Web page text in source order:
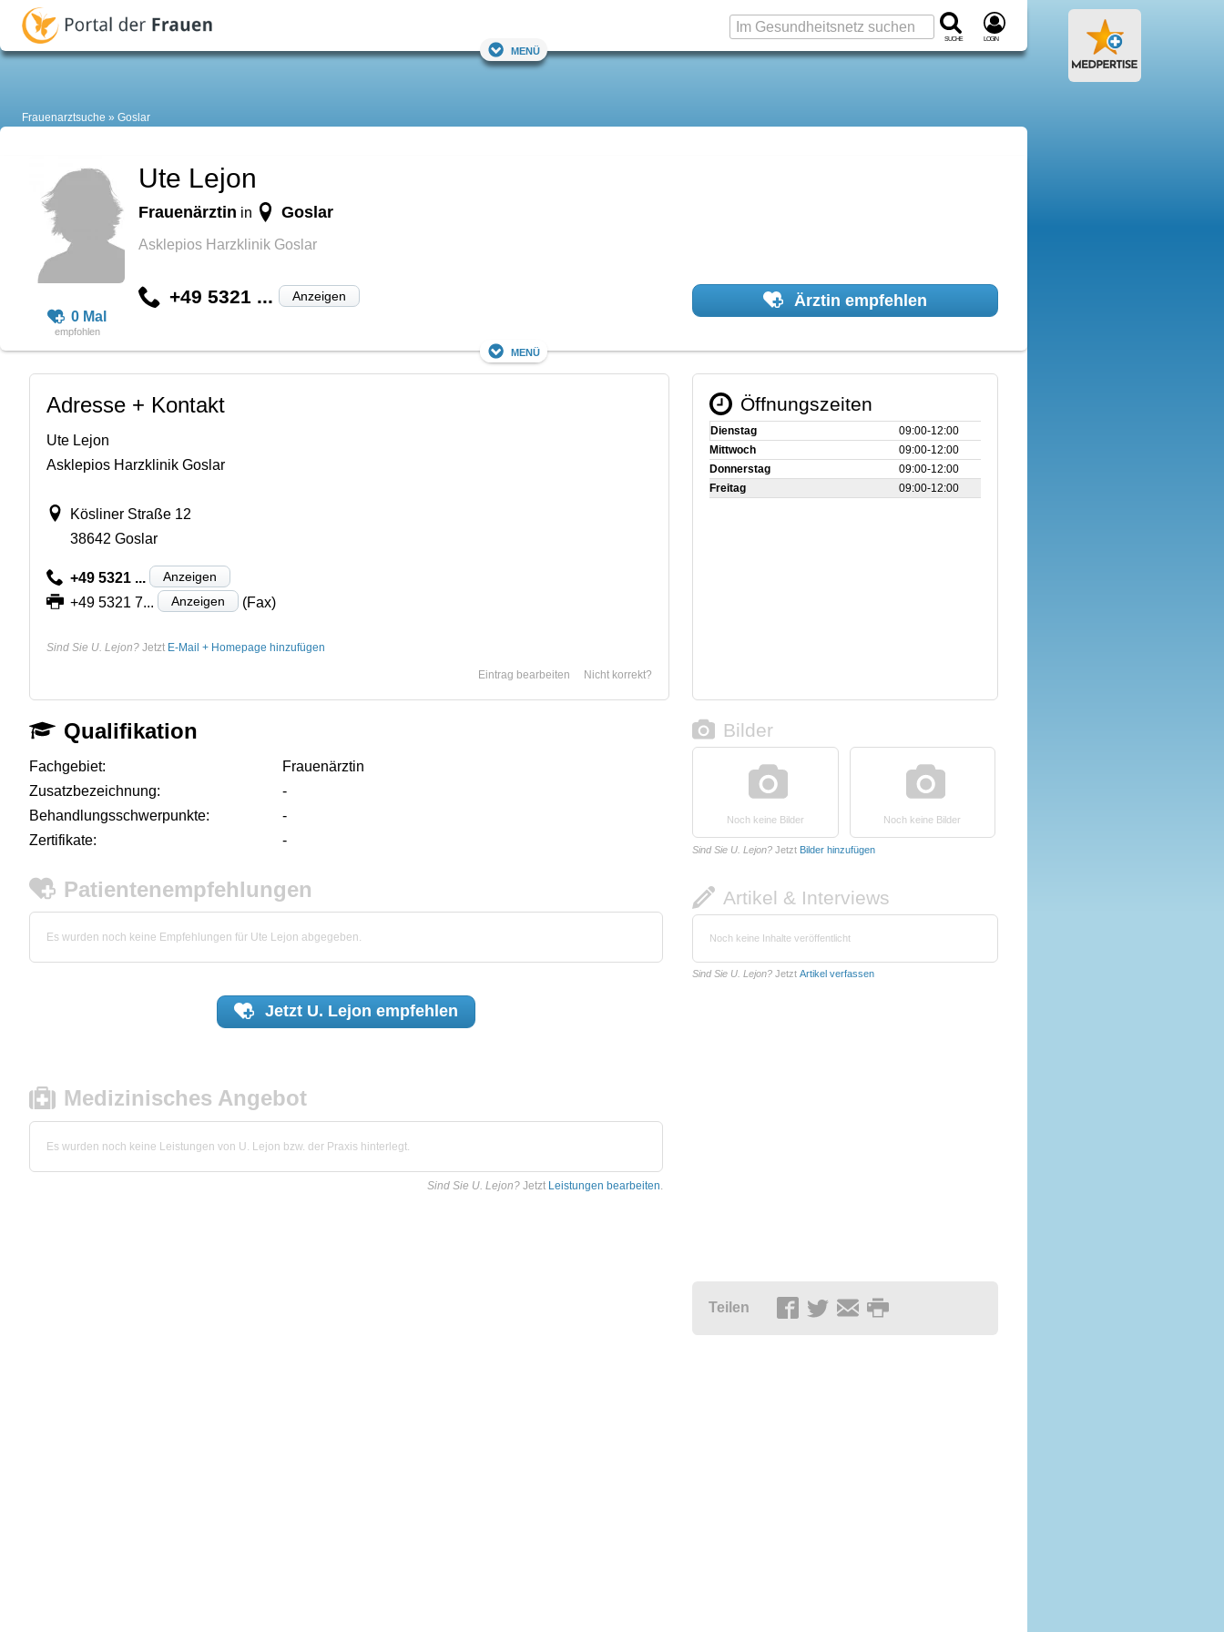
Suche Login
Menü
Frauenarztsuche Goslar
0 Mal
Ute Lejon
Frauenärztin in Goslar
Asklepios Harzklinik Goslar
+49 5321 ... Anzeigen Ärztin empfehlen
Menü
Adresse + Kontakt
Ute Lejon
Asklepios Harzklinik Goslar
Kösliner Straße 12
38642 Goslar
+49 5321 ... Anzeigen
+49 5321 7... Anzeigen (Fax)
Sind Sie U. Lejon? Jetzt E-Mail + Homepage hinzufügen
Nicht korrekt?
Eintrag bearbeiten
Öffnungszeiten
Dienstag
09:00‑12:00
Mittwoch
09:00‑12:00
Donnerstag
09:00‑12:00
Freitag
09:00‑12:00
Qualifikation
Fachgebiet:
Frauenärztin
Zusatzbezeichnung:
-
Behandlungsschwerpunkte:
-
Zertifikate:
-
Patientenempfehlungen
Es wurden noch keine Empfehlungen für Ute Lejon abgegeben.
Jetzt U. Lejon empfehlen
Medizinisches Angebot
Es wurden noch keine Leistungen von U. Lejon bzw. der Praxis hinterlegt.
Sind Sie U. Lejon? Jetzt Leistungen bearbeiten.
Bilder
Noch keine Bilder Noch keine Bilder
Sind Sie U. Lejon? Jetzt Bilder hinzufügen
Artikel & Interviews
Noch keine Inhalte veröffentlicht
Sind Sie U. Lejon? Jetzt Artikel verfassen
Teilen